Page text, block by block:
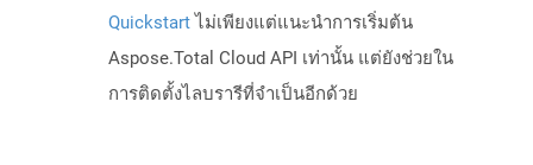
Quickstartไม่เพียงแต่แนะนำการเริ่มต้น
Aspose.Total Cloud API เท่านั้น แต่ยังช่วยใน
การติดตั้งไลบรารีที่จำเป็นอีกด้วย